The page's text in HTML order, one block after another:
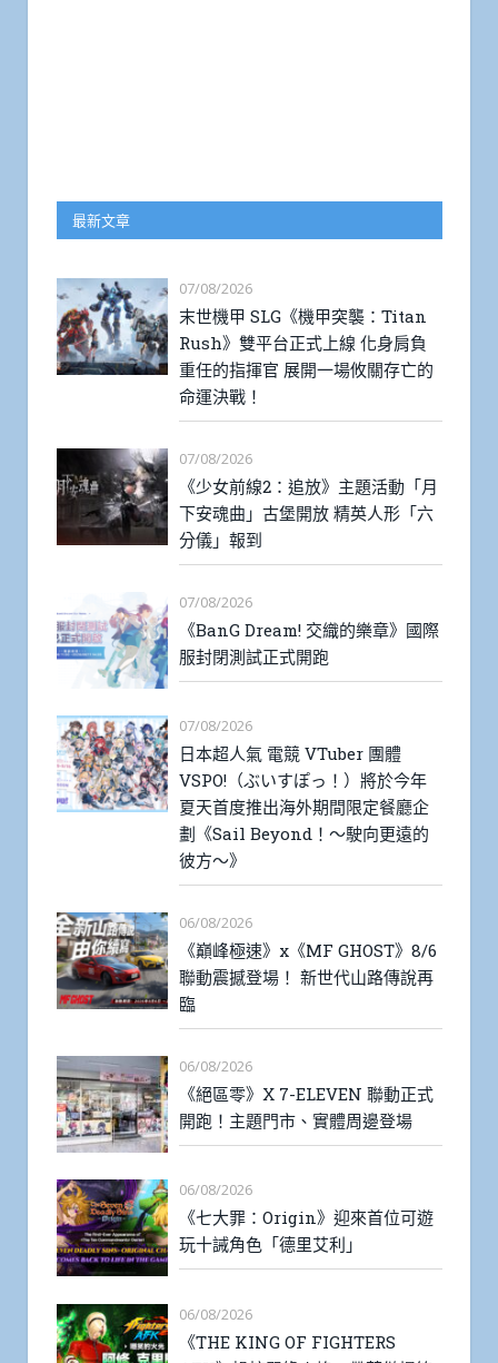
最新文章
07/08/2026
末世機甲 SLG《機甲突襲：Titan
Rush》雙平台正式上線 化身肩負
重任的指揮官 展開一場攸關存亡的
命運決戰！
07/08/2026
《少女前線2：追放》主題活動「月
下安魂曲」古堡開放 精英人形「六
分儀」報到
07/08/2026
《BanG Dream! 交織的樂章》國際
服封閉測試正式開跑
07/08/2026
日本超人氣 電競 VTuber 團體
VSPO!（ぶいすぽっ！）將於今年
夏天首度推出海外期間限定餐廳企
劃《Sail Beyond！～駛向更遠的
彼方～》
06/08/2026
《巔峰極速》x《MF GHOST》8/6
聯動震撼登場！ 新世代山路傳說再
臨
06/08/2026
《絕區零》X 7-ELEVEN 聯動正式
開跑！主題門市、實體周邊登場
06/08/2026
《七大罪：Origin》迎來首位可遊
玩十誡角色「德里艾利」
06/08/2026
《THE KING OF FIGHTERS